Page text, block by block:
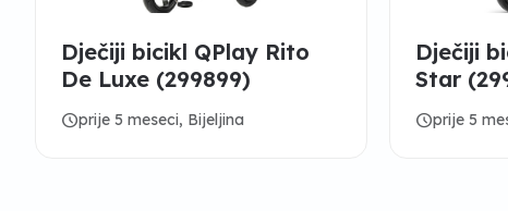
Dječiji bicikl QPlay Rito
De Luxe (299899)
scheduleprije 5 meseci, Bijeljina
Dječiji
Star
scheduleprije 5